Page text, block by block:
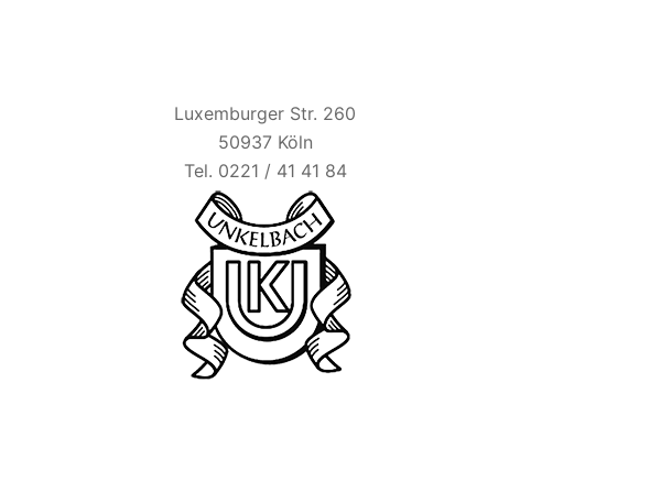
Luxemburger Str. 260
50937 Köln
Tel. 0221 / 41 41 84